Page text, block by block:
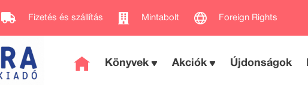
Fizetés és szállítás Mintabolt Foreign Rights
Könyvek Akciók Újdonságok